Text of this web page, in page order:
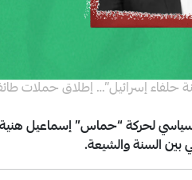
حلفاء إسرائيل”… إطلاق حملات
لحركة “حماس” إسماعيل
بين السنة والشيعة.